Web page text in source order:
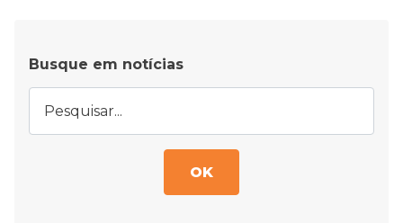
Busque em notícias
OK